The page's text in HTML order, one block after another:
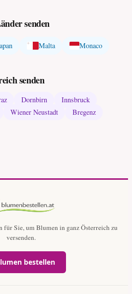
senden
Malta Monaco
senden
Dornbirn
Innsbruck
Wiener Neustadt
Bregenz
Sie, um Blumen in ganz Österreich zu
versenden.
bestellen